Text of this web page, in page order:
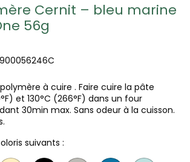
Cernit – bleu marine
56g
à cuire . Faire cuire la pâte
et 130°C (266°F) dans un four
30min max. Sans odeur à la cuisson.
suivants :